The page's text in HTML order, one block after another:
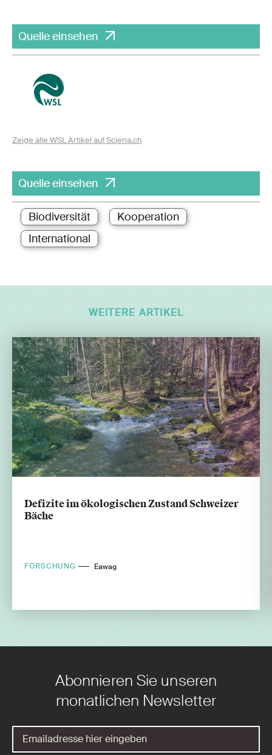
Quelle einsehen
Zeige alle WSL Artikel auf Sciena.ch
Quelle einsehen
Biodiversität
Kooperation
International
WEITERE ARTIKEL
Defizite im ökologischen Zustand Schweizer
Bäche
FORSCHUNG Eawag
Abonnieren Sie unseren
monatlichen Newsletter